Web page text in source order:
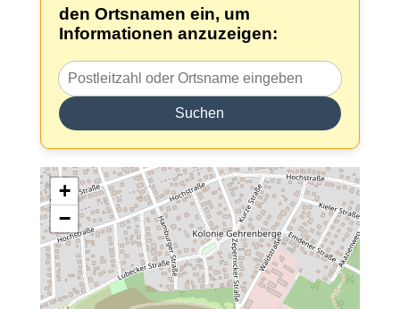
den Ortsnamen ein, um
Informationen anzuzeigen:
Suchen
+
−